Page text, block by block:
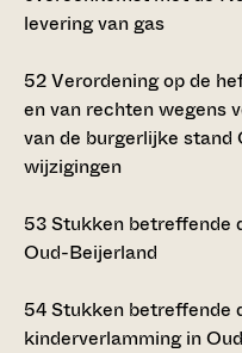
levering van gas
52Verordening op de
en van rechten wegens
van de burgerlijke
wijzigingen
53Stukken betreffende
Oud-Beijerland
54Stukken betreffende
kinderverlamming in